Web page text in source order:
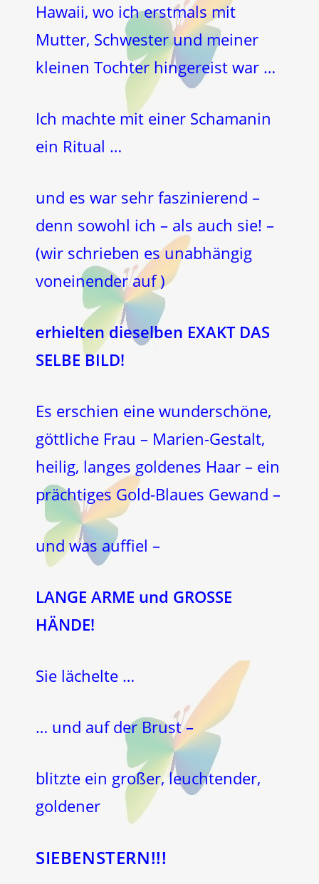
Hawaii, wo ich erstmals mit
Mutter, Schwester und meiner
kleinen Tochter hingereist war …
Ich machte mit einer Schamanin
ein Ritual …
und es war sehr faszinierend –
denn sowohl ich – als auch sie! –
(wir schrieben es unabhängig
voneinender auf )
erhielten dieselben EXAKT DAS
SELBE BILD!
Es erschien eine wunderschöne,
göttliche Frau – Marien-Gestalt,
heilig, langes goldenes Haar – ein
prächtiges Gold-Blaues Gewand –
und was auffiel –
LANGE ARME und GROSSE
HÄNDE!
Sie lächelte …
… und auf der Brust –
blitzte ein großer, leuchtender,
goldener
SIEBENSTERN!!!